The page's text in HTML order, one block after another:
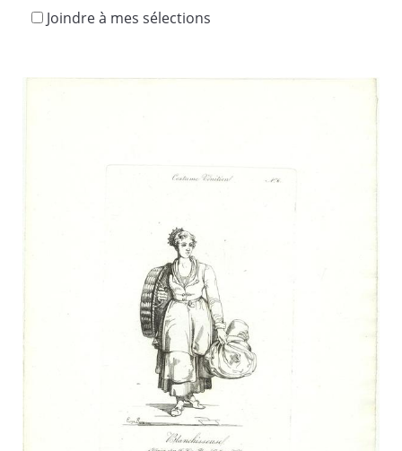
Joindre à mes sélections